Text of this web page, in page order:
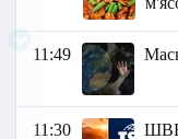
11:49
11:30